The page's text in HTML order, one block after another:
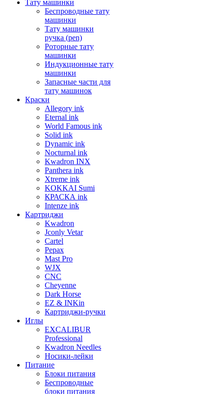
Тату машинки
Беспроводные тату
машинки
Тату машинки
ручка (pen)
Роторные тату
машинки
Индукционные тату
машинки
Запасные части для
тату машинок
Краски
Allegory ink
Eternal ink
World Famous ink
Solid ink
Dynamic ink
Nocturnal ink
Kwadron INX
Panthera ink
Xtreme ink
KOKKAI Sumi
КРАСКА ink
Intenze ink
Картриджи
Kwadron
Jconly Vetar
Cartel
Pepax
Mast Pro
WJX
CNC
Cheyenne
Dark Horse
EZ & INKin
Картриджи-ручки
Иглы
EXCALIBUR
Professional
Kwadron Needles
Носики-лейки
Питание
Блоки питания
Беспроводные
блоки питания